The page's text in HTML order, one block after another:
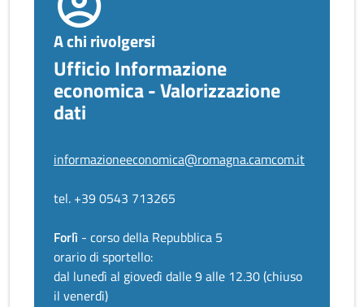
A chi rivolgersi
Ufficio Informazione
economica - Valorizzazione
dati
informazioneeconomica@romagna.camcom.it
tel. +39 0543 713265
Forlì - corso della Repubblica 5
orario di sportello:
dal lunedì al giovedì dalle 9 alle 12.30 (chiuso
il venerdì)